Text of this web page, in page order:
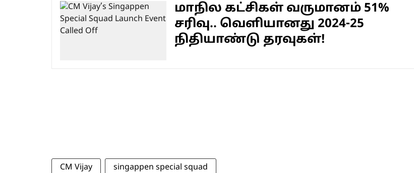
மாநில கட்சிகள் வருமானம் 51%
சரிவு.. வெளியானது 2024-25
நிதியாண்டு தரவுகள்!
CM Vijay singappen special squad